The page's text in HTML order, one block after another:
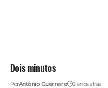
Dois minutos
PorAntónio Guerreiro 2 anos atrás